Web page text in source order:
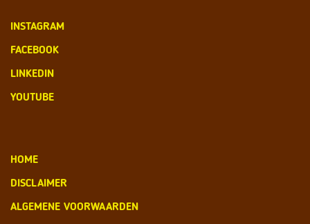
INSTAGRAM
FACEBOOK
LINKEDIN
YOUTUBE
HOME
DISCLAIMER
ALGEMENE VOORWAARDEN